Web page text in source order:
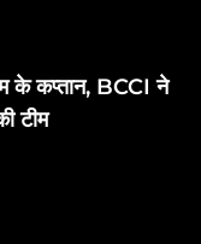
के कप्तान, BCCI ने
टीम